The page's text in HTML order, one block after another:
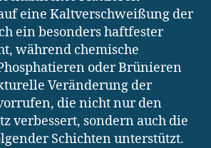
eine Kaltverschweißung der
ein besonders haftfester
während chemische
oder Brünieren
Veränderung der
die nicht nur den
verbessert, sondern auch die
Schichten unterstützt.